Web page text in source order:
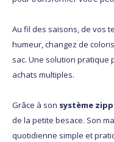
Au fil des saisons, de vos
humeur, changez de
sac. Une solution pratique
achats multiples.
Grâce à son système
de la petite besace. Son
quotidienne simple et